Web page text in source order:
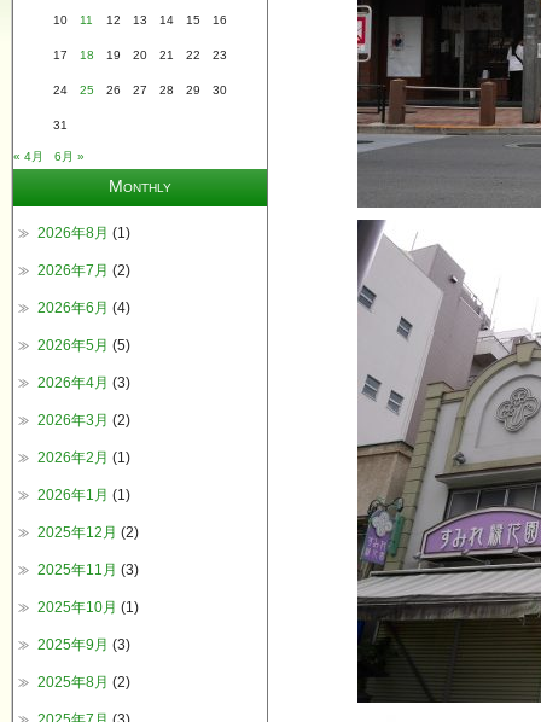
10 11 12 13 14 15 16
17 18 19 20 21 22 23
24 25 26 27 28 29 30
31
« 4月 6月 »
Monthly
2026年8月 (1)
2026年7月 (2)
2026年6月 (4)
2026年5月 (5)
2026年4月 (3)
2026年3月 (2)
2026年2月 (1)
2026年1月 (1)
2025年12月 (2)
2025年11月 (3)
2025年10月 (1)
2025年9月 (3)
2025年8月 (2)